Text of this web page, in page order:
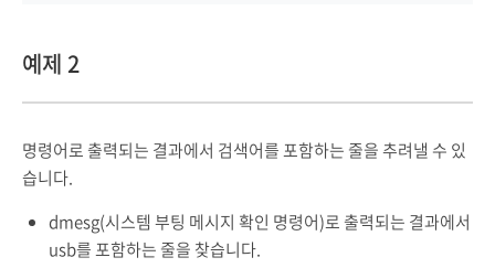
예제 2
명령어로 출력되는 결과에서 검색어를 포함하는 줄을 추려낼 수 있
습니다.
dmesg(시스템 부팅 메시지 확인 명령어)로 출력되는 결과에서
usb를 포함하는 줄을 찾습니다.